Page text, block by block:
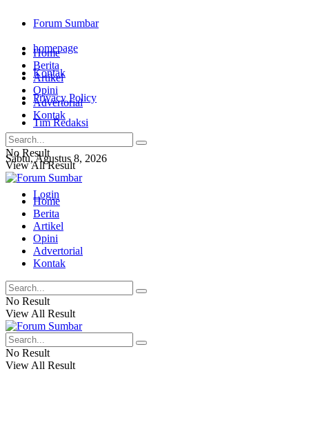
Forum Sumbar
homepage
Kontak
Privacy Policy
Tim Redaksi
Sabtu, Agustus 8, 2026
Login
Home
Berita
Artikel
Opini
Advertorial
Kontak
No Result
View All Result
Home
Berita
Artikel
Opini
Advertorial
Kontak
No Result
View All Result
No Result
View All Result